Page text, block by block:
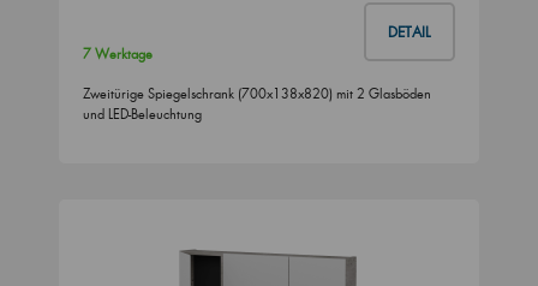
DETAIL
7 Werktage
Zweitürige Spiegelschrank (700x138x820) mit 2 Glasböden
und LED-Beleuchtung